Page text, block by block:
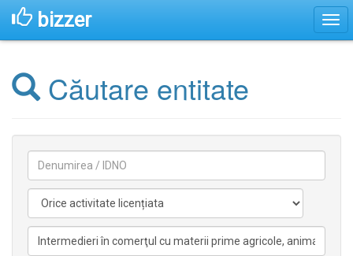
bizzer
Căutare entitate
licentiata
nelicentiata